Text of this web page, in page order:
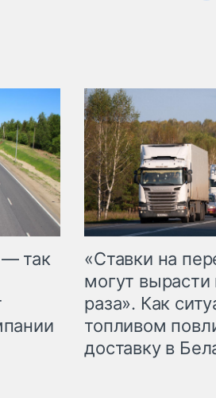
так
«Ставки на
могут вырасти
раза». Как
топливом
доставку в